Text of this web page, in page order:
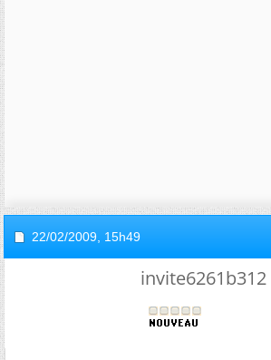
22/02/2009, 15h49
invite6261b312